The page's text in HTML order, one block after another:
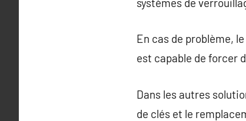
En cas de problème,
est capable de forcer
Dans les autres
de clés et le